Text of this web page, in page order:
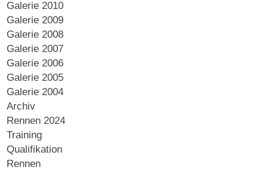
Galerie 2010
Galerie 2009
Galerie 2008
Galerie 2007
Galerie 2006
Galerie 2005
Galerie 2004
Archiv
Rennen 2024
Training
Qualifikation
Rennen